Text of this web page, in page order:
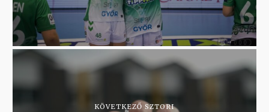
KÖVETKEZŐ SZTORI